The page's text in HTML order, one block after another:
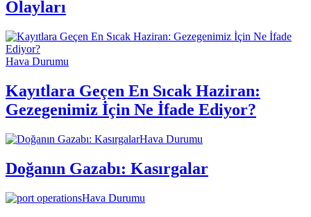
Olayları
Hava Durumu
Kayıtlara Geçen En Sıcak Haziran:
Gezegenimiz İçin Ne İfade Ediyor?
Hava Durumu
Doğanın Gazabı: Kasırgalar
Hava Durumu